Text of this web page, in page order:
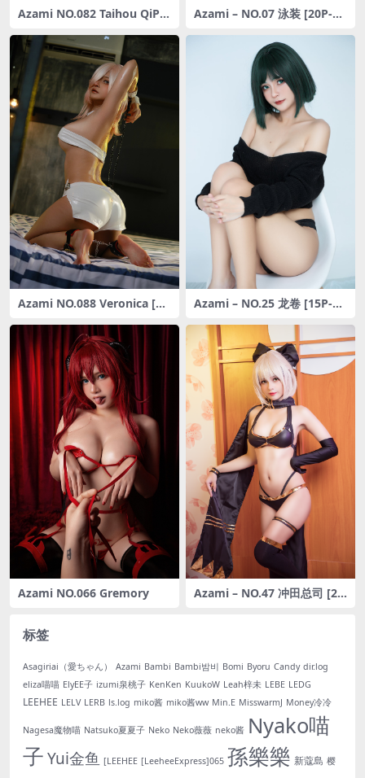
Azami NO.082 Taihou QiPa
Azami – NO.07 泳装 [20P-22
Azami NO.088 Veronica [22
Azami – NO.25 龙卷 [15P-17
Azami NO.066 Gremory
Azami – NO.47 冲田总司 [20
标签
Asagiriai（愛ちゃん） Azami Bambi Bambi밤비 Bomi Byoru Candy dir.log
eliza喵喵 ElyEE子 izumi泉桃子 KenKen KuukoW Leah梓未 LEBE LEDG
LEEHEE LELV LERB ls.log miko酱 miko酱ww Min.E MisswarmJ Money冷冷
Nagesa魔物喵 Natsuko夏夏子 Neko Neko薇薇 neko酱 Nyako喵
子Yui金鱼 [LEEHEE [LeeheeExpress]065 孫樂樂 新蔻島 樱